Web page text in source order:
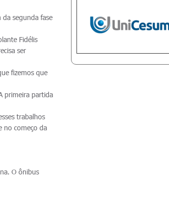
segunda fase
Fidélis
ser
fizemos que
primeira partida
trabalhos
no começo da
O ônibus